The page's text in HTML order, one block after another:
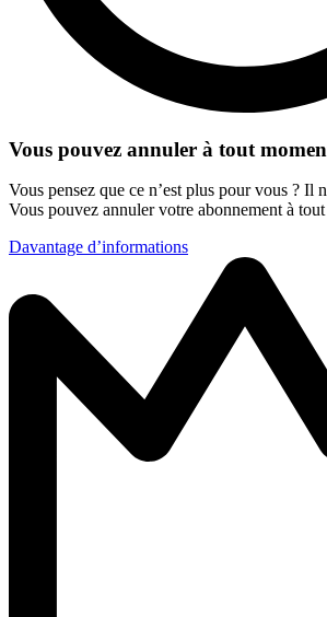
Vous pouvez annuler à tout
Vous pensez que ce n’est plus pour vous ? Il
Vous pouvez annuler votre abonnement à
Davantage d’informations